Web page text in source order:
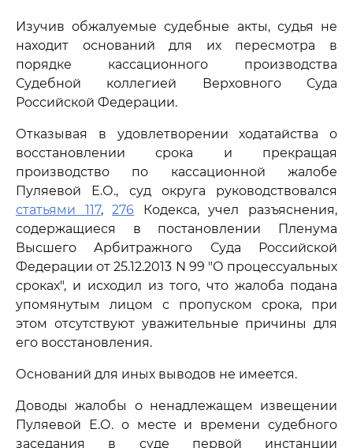
Изучив обжалуемые судебные акты, судья не
находит оснований для их пересмотра в
порядке кассационного производства
Судебной коллегией Верховного Суда
Российской Федерации.
Отказывая в удовлетворении ходатайства о
восстановлении срока и прекращая
производство по кассационной жалобе
Пуляевой Е.О., суд округа руководствовался
статьями 117,276 Кодекса, учел разъяснения,
содержащиеся в постановлении Пленума
Высшего Арбитражного Суда Российской
Федерации от 25.12.2013 N 99 "О процессуальных
сроках", и исходил из того, что жалоба подана
упомянутым лицом с пропуском срока, при
этом отсутствуют уважительные причины для
его восстановления.
Оснований для иных выводов не имеется.
Доводы жалобы о ненадлежащем извещении
Пуляевой Е.О. о месте и времени судебного
заседания в суде первой инстанции